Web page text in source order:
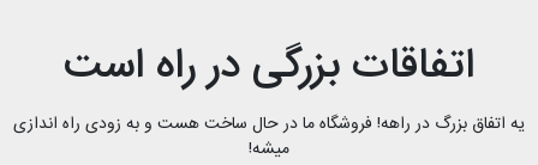
اتفاقات بزرگی در راه است
یه اتفاق بزرگ در راهه! فروشگاه ما در حال ساخت هست و به زودی راه اندازی
میشه!